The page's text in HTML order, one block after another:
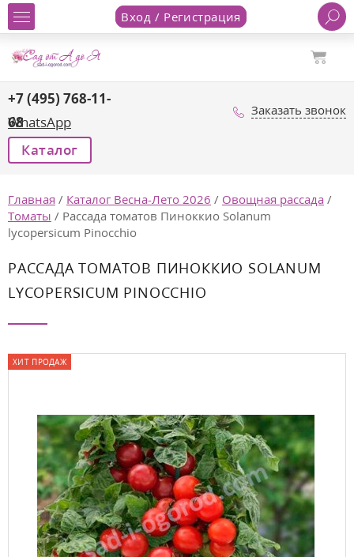
Вход / Регистрация
+7 (495) 768-11-
68
WhatsApp
Заказать звонок
Каталог
Главная / Каталог Весна-Лето 2026 / Овощная рассада /
Томаты / Рассада томатов Пиноккио Solanum
lycopersicum Pinocchio
РАССАДА ТОМАТОВ ПИНОККИО SOLANUM
LYCOPERSICUM PINOCCHIO
ХИТ ПРОДАЖ